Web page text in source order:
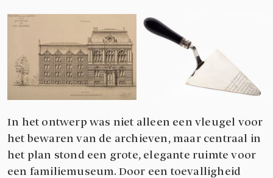
In het ontwerp was niet alleen een vleugel voor
het bewaren van de archieven, maar centraal in
het plan stond een grote, elegante ruimte voor
een familiemuseum. Door een toevalligheid